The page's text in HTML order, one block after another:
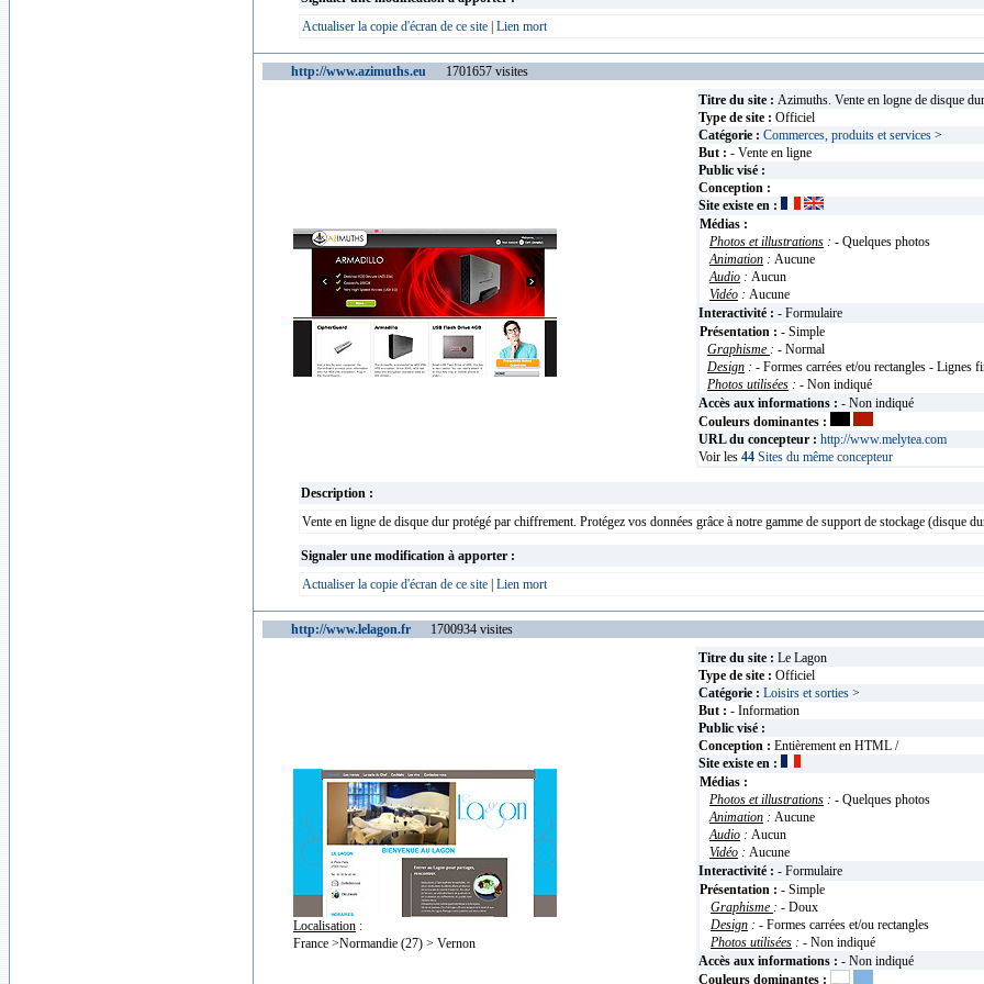
Actualiser la copie d'écran de ce site Lien mort
http://www.azimuths.eu 1701657 visites
Titre du site : Azimuths. Vente en logne de disque
Type de site : Officiel
Catégorie : Commerces, produits et services >
But : - Vente en ligne
Public visé :
Conception :
Site existe en :
Médias :
Photos et illustrations : - Quelques photos
Animation : Aucune
Audio : Aucun
Vidéo : Aucune
Interactivité : - Formulaire
Présentation : - Simple
Graphisme : - Normal
Design : - Formes carrées et/ou rectangles - Lignes
Photos utilisées : - Non indiqué
Accès aux informations : - Non indiqué
Couleurs dominantes :
URL du concepteur : http://www.melytea.com
Voir les 44 Sites du même concepteur
Description :
Vente en ligne de disque dur protégé par chiffrement. Protégez vos données grâce à notre gamme de support de stockage (disque
Signaler une modification à apporter :
Actualiser la copie d'écran de ce site Lien mort
http://www.lelagon.fr 1700934 visites
Localisation :
France >Normandie (27) > Vernon
Titre du site : Le Lagon
Type de site : Officiel
Catégorie : Loisirs et sorties >
But : - Information
Public visé :
Conception : Entièrement en HTML /
Site existe en :
Médias :
Photos et illustrations : - Quelques photos
Animation : Aucune
Audio : Aucun
Vidéo : Aucune
Interactivité : - Formulaire
Présentation : - Simple
Graphisme : - Doux
Design : - Formes carrées et/ou rectangles
Photos utilisées : - Non indiqué
Accès aux informations : - Non indiqué
Couleurs dominantes :